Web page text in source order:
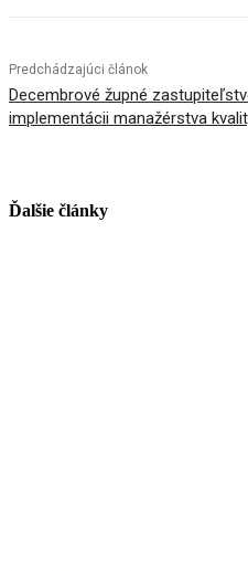
Predchádzajúci článok
Decembrové župné
implementácii manažérstva
Ďalšie články